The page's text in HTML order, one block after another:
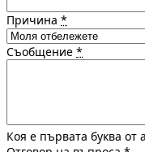
Причина *
Съобщение *
Коя е първата буква от